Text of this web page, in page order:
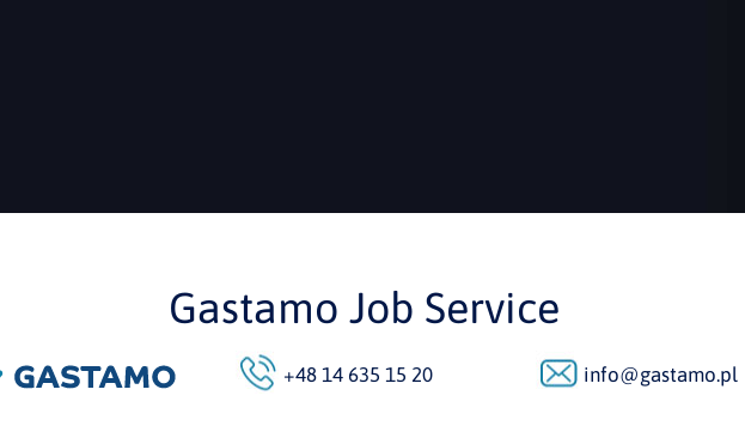
Gastamo Job Service
+48 14 635 15 20 info@gastamo.pl